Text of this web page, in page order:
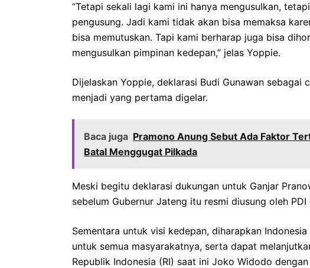
“Tetapi sekali lagi kami ini hanya mengusulkan,
pengusung. Jadi kami tidak akan bisa memaksa
bisa memutuskan. Tapi kami berharap juga bisa
mengusulkan pimpinan kedepan,” jelas Yoppie.
Dijelaskan Yoppie, deklarasi Budi Gunawan sebagai
menjadi yang pertama digelar.
Baca juga Pramono Anung Sebut Ada Faktor
Batal Menggugat Pilkada
Meski begitu deklarasi dukungan untuk Ganjar
sebelum Gubernur Jateng itu resmi diusung oleh
Sementara untuk visi kedepan, diharapkan
untuk semua masyarakatnya, serta dapat
Republik Indonesia (RI) saat ini Joko Widodo